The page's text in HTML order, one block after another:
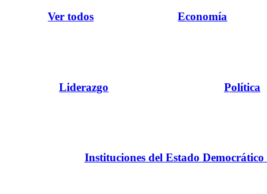
Ver todos Economía
Liderazgo Política
Instituciones del Estado Democrático